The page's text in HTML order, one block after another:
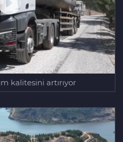
kalitesini artırıyor